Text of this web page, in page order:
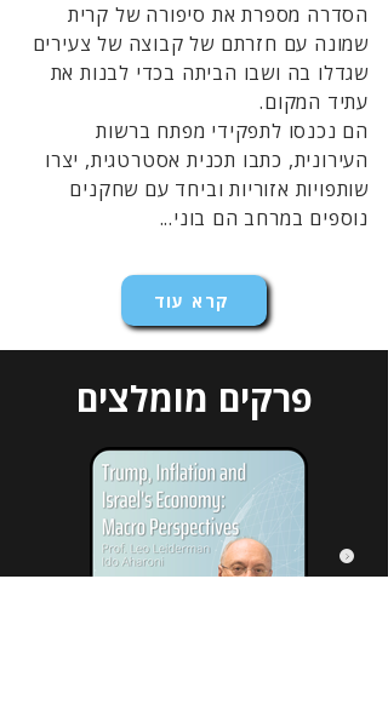
הסדרה מספרת את סיפורה של קרית
שמונה עם חזרתם של קבוצה של צעירים
שגדלו בה ושבו הביתה בכדי לבנות את
עתיד המקום.
הם נכנסו לתפקידי מפתח ברשות
העירונית, כתבו תכנית אסטרטגית, יצרו
שותפויות אזוריות וביחד עם שחקנים
נוספים במרחב הם בוני...
קרא עוד
פרקים מומלצים